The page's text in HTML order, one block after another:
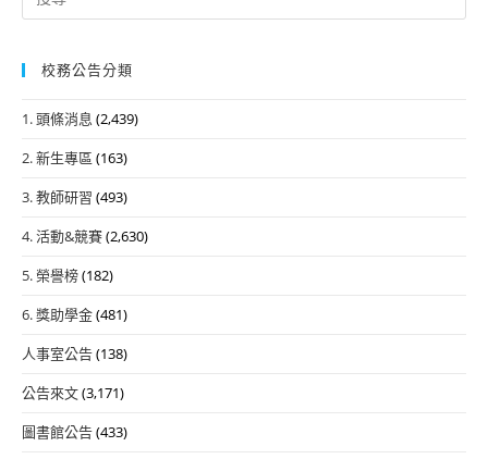
for:
校務公告分類
1. 頭條消息 (2,439)
2. 新生專區 (163)
3. 教師研習 (493)
4. 活動&競賽(2,630)
5. 榮譽榜(182)
6. 獎助學金(481)
人事室公告(138)
公告來文(3,171)
圖書館公告(433)